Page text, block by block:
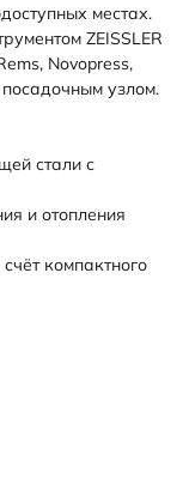
местах.
ZEISSLER
Novopress,
узлом.
стали с
и отопления
компактного